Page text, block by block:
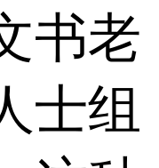
书老
士组